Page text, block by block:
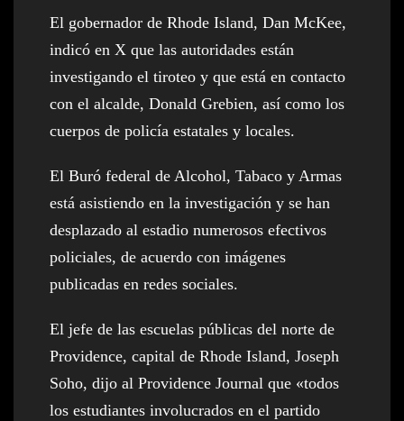
El gobernador de Rhode Island, Dan McKee,
indicó en X que las autoridades están
investigando el tiroteo y que está en contacto
con el alcalde, Donald Grebien, así como los
cuerpos de policía estatales y locales.
El Buró federal de Alcohol, Tabaco y Armas
está asistiendo en la investigación y se han
desplazado al estadio numerosos efectivos
policiales, de acuerdo con imágenes
publicadas en redes sociales.
El jefe de las escuelas públicas del norte de
Providence, capital de Rhode Island, Joseph
Soho, dijo al Providence Journal que «todos
los estudiantes involucrados en el partido